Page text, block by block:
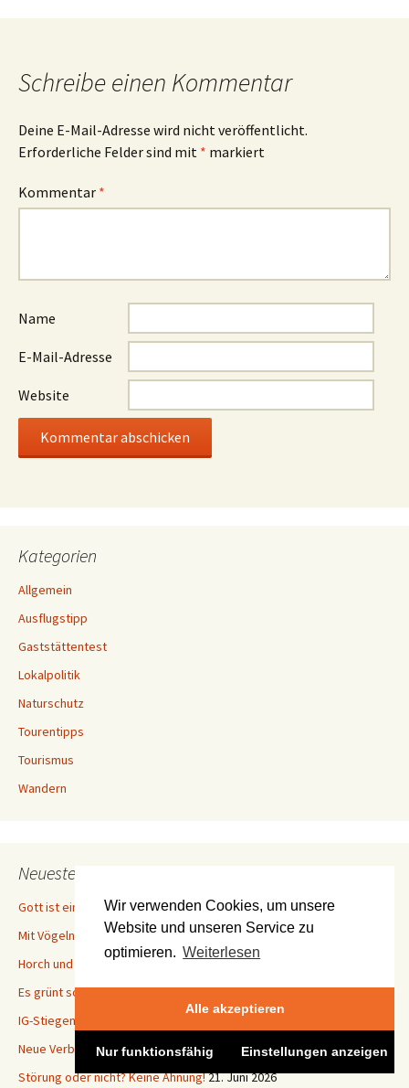
Wir verwenden Cookies, um unsere
Website und unseren Service zu
optimieren. Weiterlesen
Alle akzeptieren
Nur funktionsfähig Einstellungen anzeigen
Schreibe einen Kommentar
Deine E-Mail-Adresse wird nicht veröffentlicht.
Erforderliche Felder sind mit * markiert
Kommentar *
Name
E-Mail-Adresse
Website
Kategorien
Allgemein
Ausflugstipp
Gaststättentest
Lokalpolitik
Naturschutz
Tourentipps
Tourismus
Wandern
Neueste Beiträge
Gott ist ein Arschloch2. August 2026
Mit Vögeln beschäftigt29. Juli 2026
Horch und Guck am Zeughaus
27. Juli 2026
Es grünt so grün, Teil eins: Großer Winterberg24. Juli 2026
IG-Stiegen auf dem Kirnitzschtalfest
23. Juli 2026
Neue Verbote–von sinnvoll bis putzig
26. Juni 2026
Störung oder nicht? Keine Ahnung!21. Juni 2026